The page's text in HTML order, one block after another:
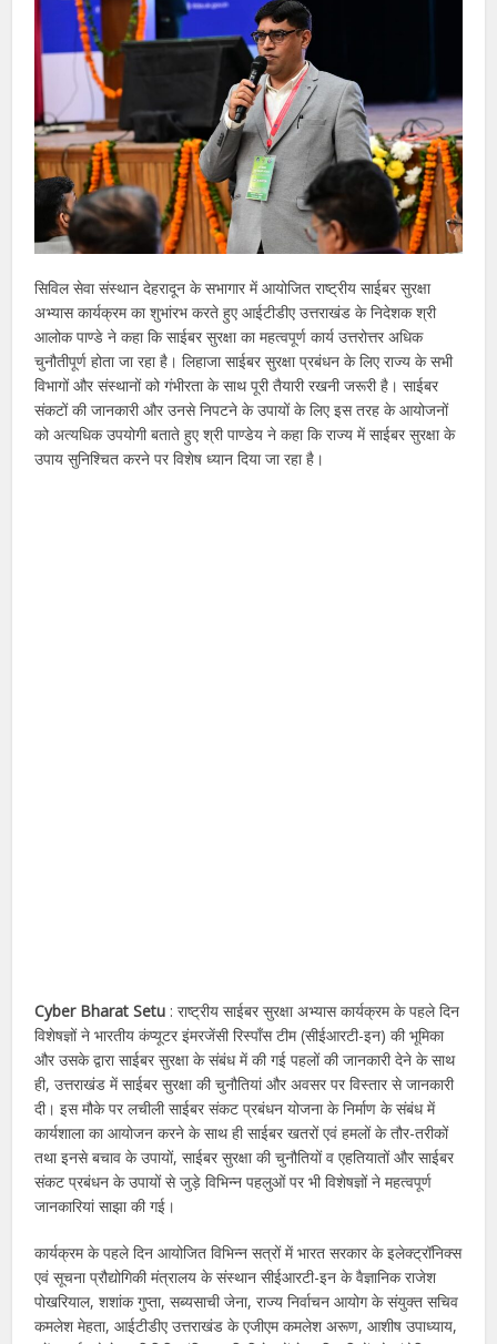
सिविल सेवा संस्थान देहरादून के सभागार में आयोजित राष्ट्रीय साईबर सुरक्षा
अभ्यास कार्यक्रम का शुभांरभ करते हुए आईटीडीए उत्तराखंड के निदेशक श्री
आलोक पाण्डे ने कहा कि साईबर सुरक्षा का महत्वपूर्ण कार्य उत्तरोत्तर अधिक
चुनौतीपूर्ण होता जा रहा है। लिहाजा साईबर सुरक्षा प्रबंधन के लिए राज्य के सभी
विभागों और संस्थानों को गंभीरता के साथ पूरी तैयारी रखनी जरूरी है। साईबर
संकटों की जानकारी और उनसे निपटने के उपायों के लिए इस तरह के आयोजनों
को अत्यधिक उपयोगी बताते हुए श्री पाण्डेय ने कहा कि राज्य में साईबर सुरक्षा के
उपाय सुनिश्चित करने पर विशेष ध्यान दिया जा रहा है।
Cyber ​​Bharat Setu : राष्ट्रीय साईबर सुरक्षा अभ्यास कार्यक्रम के पहले दिन
विशेषज्ञों ने भारतीय कंप्यूटर इंमरजेंसी रिस्पॉंस टीम (सीईआरटी-इन) की भूमिका
और उसके द्वारा साईबर सुरक्षा के संबंध में की गई पहलों की जानकारी देने के साथ
ही, उत्तराखंड में साईबर सुरक्षा की चुनौतियां और अवसर पर विस्तार से जानकारी
दी। इस मौके पर लचीली साईबर संकट प्रबंधन योजना के निर्माण के संबंध में
कार्यशाला का आयोजन करने के साथ ही साईबर खतरों एवं हमलों के तौर-तरीकों
तथा इनसे बचाव के उपायों, साईबर सुरक्षा की चुनौतियों व एहतियातों और साईबर
संकट प्रबंधन के उपायों से जुड़े विभिन्न पहलुओं पर भी विशेषज्ञों ने महत्वपूर्ण
जानकारियां साझा की गई।
कार्यक्रम के पहले दिन आयोजित विभिन्न सत्रों में भारत सरकार के इलेक्ट्रॉनिक्स
एवं सूचना प्रौद्योगिकी मंत्रालय के संस्थान सीईआरटी-इन के वैज्ञानिक राजेश
पोखरियाल, शशांक गुप्ता, सब्यसाची जेना, राज्य निर्वाचन आयोग के संयुक्त सचिव
कमलेश मेहता, आईटीडीए उत्तराखंड के एजीएम कमलेश अरूण, आशीष उपाध्याय,